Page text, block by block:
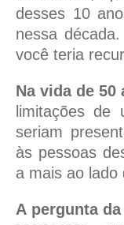
desses 10
nessa
você teria
Na vida de 50
limitações de
seriam
às pessoas
a mais ao lado
A pergunta